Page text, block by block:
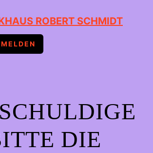
ROBERT SCHMIDT
DIE